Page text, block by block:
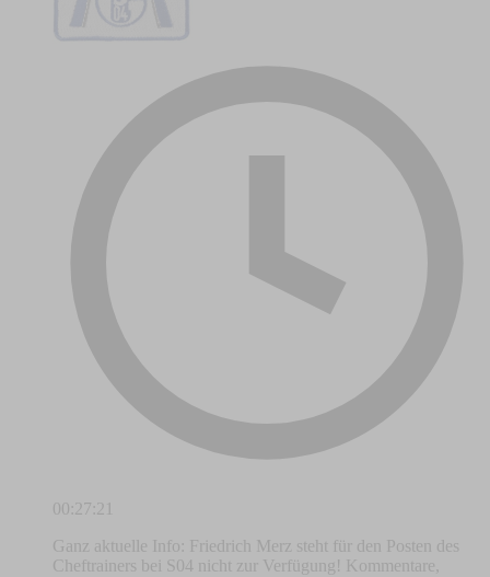
00:27:21
Ganz aktuelle Info: Friedrich Merz steht für den Posten des
Cheftrainers bei S04 nicht zur Verfügung! Kommentare,